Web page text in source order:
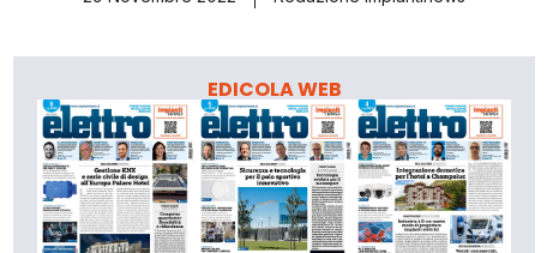
EDICOLA WEB